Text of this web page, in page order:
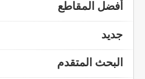
أفضل المقاطع
جديد
البحث المتقدم